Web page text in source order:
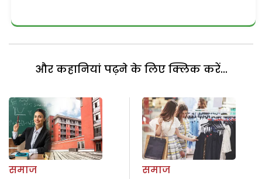
और कहानियां पढ़ने के लिए क्लिक करें...
समाज
समाज